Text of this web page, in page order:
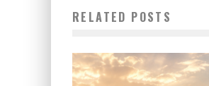
RELATED POSTS